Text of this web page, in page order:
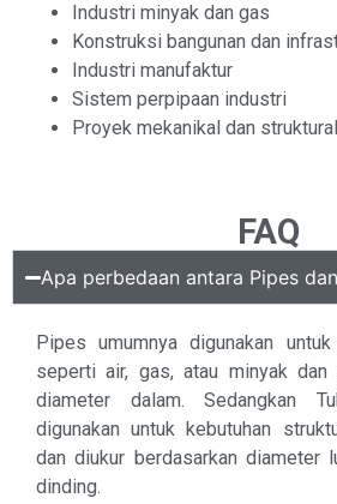
Industri minyak dan gas
Konstruksi bangunan dan
Industri manufaktur
Sistem perpipaan industri
Proyek mekanikal dan struktural
FAQ
Apa perbedaan antara Pipes
Pipes umumnya digunakan
seperti air, gas, atau minyak dan
diameter dalam. Sedangkan
digunakan untuk kebutuhan
dan diukur berdasarkan diameter
dinding.